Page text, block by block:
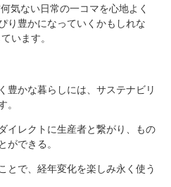
気ない日常の一コマを心地よく
り豊かになっていくかもしれな
います。
豊かな暮らしには、サステナビリ
。
イレクトに生産者と繋がり、もの
ができる。
とで、経年変化を楽しみ永く使う